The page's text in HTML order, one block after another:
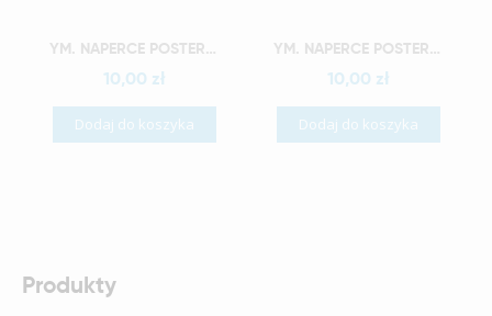
Szybki podgląd YM. NAPERCE POSTERIOR - AKRYLOWE ZĘBY SZTUCZNE - A2-M33G
10,00 zł
Dodaj do koszyka
Szybki podgląd YM. NAPERCE POSTERIOR - AKRYLOWE ZĘBY SZTUCZNE - A2-M34G
10,00 zł
Dodaj do koszyka
Produkty